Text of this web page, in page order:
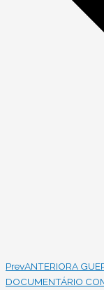
PrevANTERIORA
DOCUMENTÁRIO